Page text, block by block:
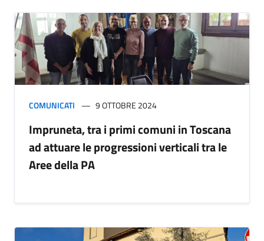
COMUNICATI 9 OTTOBRE 2024
Impruneta, tra i primi comuni in Toscana
ad attuare le progressioni verticali tra le
Aree della PA